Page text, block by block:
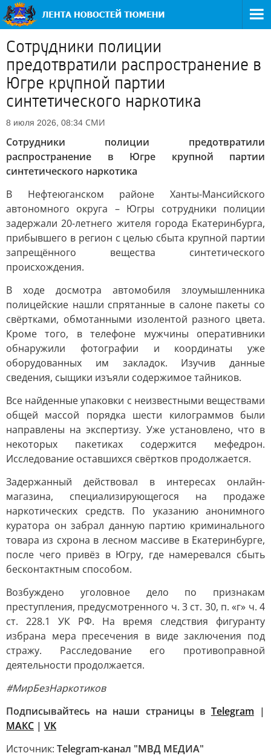
Сотрудники полиции
предотвратили распространение в
Югре крупной партии
синтетического наркотика
8 июля 2026, 08:34 СМИ
Сотрудники полиции предотвратили
распространение в Югре крупной партии
синтетического наркотика
В Нефтеюганском районе Ханты-Мансийского
автономного округа – Югры сотрудники полиции
задержали 20-летнего жителя города Екатеринбурга,
прибывшего в регион с целью сбыта крупной партии
запрещённого вещества синтетического
происхождения.
В ходе досмотра автомобиля злоумышленника
полицейские нашли спрятанные в салоне пакеты со
свёртками, обмотанными изолентой разного цвета.
Кроме того, в телефоне мужчины оперативники
обнаружили фотографии и координаты уже
оборудованных им закладок. Изучив данные
сведения, сыщики изъяли содержимое тайников.
Все найденные упаковки с неизвестными веществами
общей массой порядка шести килограммов были
направлены на экспертизу. Уже установлено, что в
некоторых пакетиках содержится мефедрон.
Исследование оставшихся свёртков продолжается.
Задержанный действовал в интересах онлайн-
магазина, специализирующегося на продаже
наркотических средств. По указанию анонимного
куратора он забрал данную партию криминального
товара из схрона в лесном массиве в Екатеринбурге,
после чего привёз в Югру, где намеревался сбыть
бесконтактным способом.
Возбуждено уголовное дело по признакам
преступления, предусмотренного ч. 3 ст. 30, п. «г» ч. 4
ст. 228.1 УК РФ. На время следствия фигуранту
избрана мера пресечения в виде заключения под
стражу. Расследование его противоправной
деятельности продолжается.
#МирБезНаркотиков
Подписывайтесь на наши страницы в Telegram |
MAКС | VK
Источник: Telegram-канал "МВД МЕДИА"